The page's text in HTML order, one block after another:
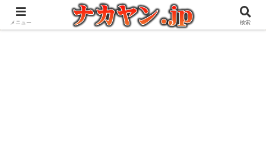
アウトドアとガジェット好きな管理人の愉快な日々を綴るブログ
メニュー 検索